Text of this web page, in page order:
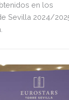
en los
Sevilla 2024/